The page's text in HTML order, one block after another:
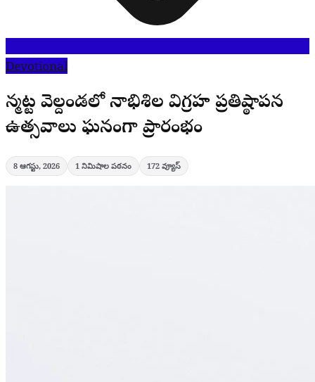
Devotional
నర్మెట్ట వెల్దండలో నాభిశిల విగ్రహ ప్రతిష్ఠాపన
ఉత్సవాలు ఘనంగా ప్రారంభం
8 ఆగస్టు, 2026 1 నిమిషాల పఠనం 172 వ్యూస్